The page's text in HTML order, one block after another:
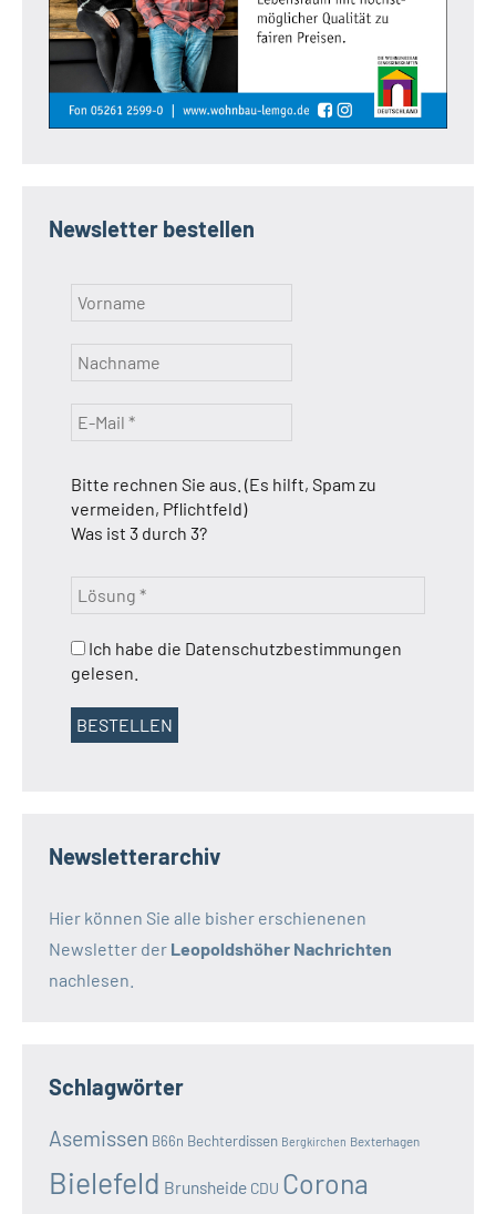
Newsletter bestellen
Bitte rechnen Sie aus. (Es hilft, Spam zu
vermeiden, Pflichtfeld)
Was ist 3 durch 3?
Ich habe die Datenschutzbestimmungen
gelesen.
Newsletterarchiv
Hier können Sie alle bisher erschienenen
Newsletter der Leopoldshöher Nachrichten
nachlesen.
Schlagwörter
Asemissen B66n Bechterdissen Bergkirchen Bexterhagen
Bielefeld Brunsheide CDU Corona